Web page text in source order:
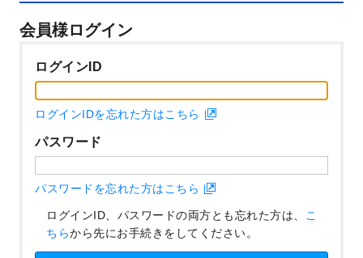
会員様ログイン
ログインID
ログインIDを忘れた方はこちら
パスワード
パスワードを忘れた方はこちら
ログインID、パスワードの両方とも忘れた方は、 こ
ちらから先にお手続きをしてください。